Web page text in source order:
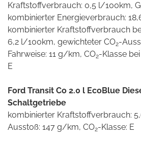
Kraftstoffverbrauch: 0,5 l/100km,
kombinierter Energieverbrauch:
kombinierter Kraftstoffverbrauch
6,2 l/100km, gewichteter CO2-
Fahrweise: 11 g/km, CO2-Klasse
E
Ford Transit Co 2.0 l EcoBlue
Schaltgetriebe
kombinierter Kraftstoffverbrauch:
Ausstoß: 147 g/km, CO2-Klasse: E